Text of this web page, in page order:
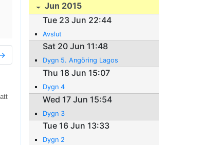
Jun 2015
Tue 23 Jun 22:44
Avslut
Sat 20 Jun 11:48
Dygn 5. Angöring Lagos
Thu 18 Jun 15:07
Dygn 4
Wed 17 Jun 15:54
Dygn 3
Tue 16 Jun 13:33
Dygn 2